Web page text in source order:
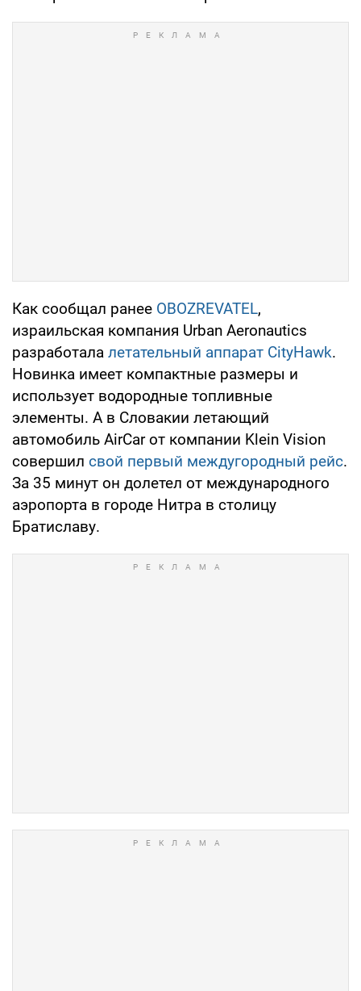
Как сообщал ранее OBOZREVATEL,
израильская компания Urban Aeronautics
разработала летательный аппарат CityHawk.
Новинка имеет компактные размеры и
использует водородные топливные
элементы. А в Словакии летающий
автомобиль AirCar от компании Klein Vision
совершил свой первый междугородный рейс.
За 35 минут он долетел от международного
аэропорта в городе Нитра в столицу
Братиславу.